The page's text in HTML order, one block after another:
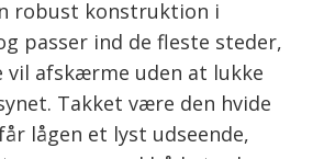
robust konstruktion i
passer ind de fleste steder,
vil afskærme uden at lukke
Takket være den hvide
lågen et lyst udseende,